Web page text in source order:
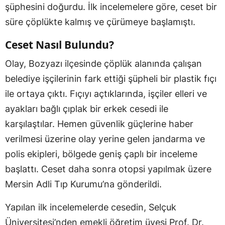
şüphesini doğurdu. İlk incelemelere göre, ceset bir
süre çöplükte kalmış ve çürümeye başlamıştı.
Ceset Nasıl Bulundu?
Olay, Bozyazı ilçesinde çöplük alanında çalışan
belediye işçilerinin fark ettiği şüpheli bir plastik fıçı
ile ortaya çıktı. Fıçıyı açtıklarında, işçiler elleri ve
ayakları bağlı çıplak bir erkek cesedi ile
karşılaştılar. Hemen güvenlik güçlerine haber
verilmesi üzerine olay yerine gelen jandarma ve
polis ekipleri, bölgede geniş çaplı bir inceleme
başlattı. Ceset daha sonra otopsi yapılmak üzere
Mersin Adli Tıp Kurumu’na gönderildi.
Yapılan ilk incelemelerde cesedin, Selçuk
Üniversitesi’nden emekli öğretim üyesi Prof. Dr.